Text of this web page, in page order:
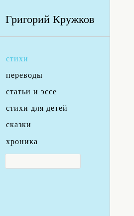
Григорий Кружков
стихи
переводы
статьи и эссе
стихи для детей
сказки
хроника